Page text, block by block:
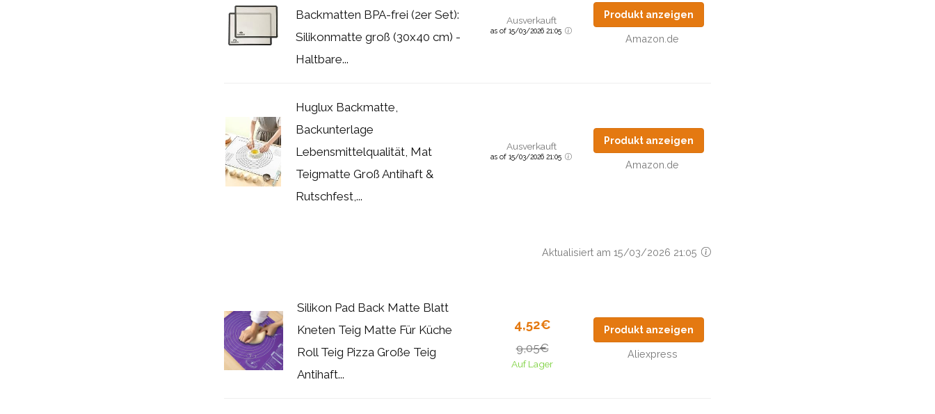
Backmatten BPA-frei (2er Set):
Silikonmatte groß (30x40 cm) -
Haltbare...
Ausverkauft
as of 15/03/2026 21:05
Produkt anzeigen
Amazon.de
Huglux Backmatte,
Backunterlage
Lebensmittelqualität, Mat
Teigmatte Groß Antihaft &
Rutschfest,...
Ausverkauft
as of 15/03/2026 21:05
Produkt anzeigen
Amazon.de
Aktualisiert am 15/03/2026 21:05
Silikon Pad Back Matte Blatt
Kneten Teig Matte Für Küche
Roll Teig Pizza Große Teig
Antihaft...
4,52€
9,05€
Auf Lager
Produkt anzeigen
Aliexpress